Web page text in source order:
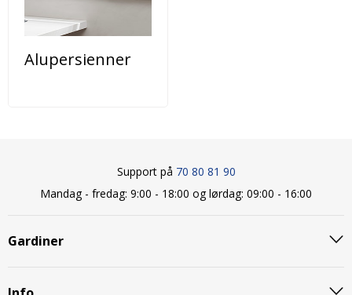
Alupersienner
Support på 70 80 81 90
Mandag - fredag: 9:00 - 18:00 og lørdag: 09:00 - 16:00
Gardiner